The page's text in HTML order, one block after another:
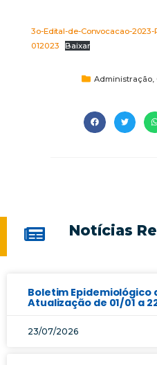
3o-Edital-de-Convocacao-2023-
012023
Baixar
Administração,
Notícias
Boletim Epidemiológico
Atualização de 01/01 a
23/07/2026